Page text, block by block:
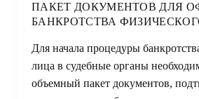
ПАКЕТ ДОКУМЕНТОВ ДЛЯ
БАНКРОТСТВА
Для начала процедуры
лица в судебные органы
объемный пакет документов,